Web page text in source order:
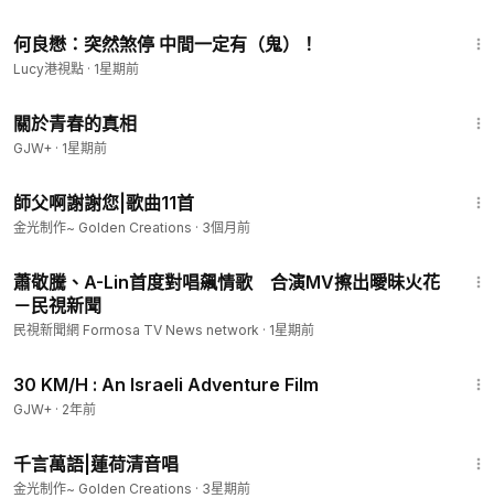
何良懋：突然煞停 中間一定有（鬼）！
Lucy港視點 · 1星期前
關於青春的真相
GJW+ · 1星期前
師父啊謝謝您|歌曲11首
金光制作~ Golden Creations · 3個月前
蕭敬騰、A-Lin首度對唱飆情歌 合演MV擦出曖昧火花
－民視新聞
民視新聞網 Formosa TV News network · 1星期前
30 KM/H : An Israeli Adventure Film
GJW+ · 2年前
千言萬語|蓮荷清音唱
金光制作~ Golden Creations · 3星期前